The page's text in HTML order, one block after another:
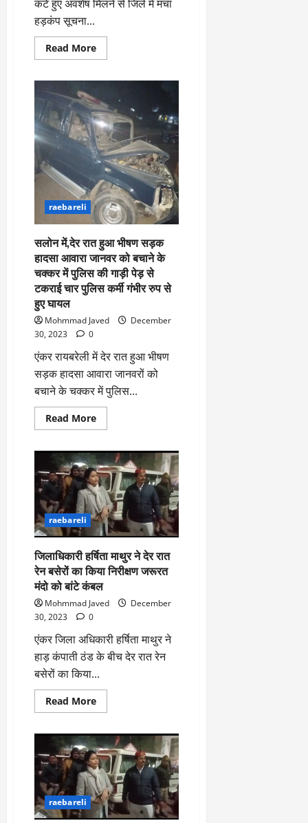
से
कटे हुए अवशेष मिलने से जिले में मचा
हड़कंप सूचना...
Read MoreRead
more
हुए
अवशेष
मिलने
से
जिले
में
मचा
हड़कंप
सूचना
पर
पहुंची
पुलिस
जांच
जुटी
raebareli
सलोन में,देर रात हुआ भीषण सड़क
हादसा आवारा जानवर को बचाने के
चक्कर में पुलिस की गाड़ी पेड़ से
टकराई चार पुलिस कर्मी गंभीर रुप से
हुए घायल
Mohmmad Javed
December
30, 2023
0
एंकर रायबरेली में देर रात हुआ भीषण
सड़क हादसा आवारा जानवरों को
बचाने के चक्कर में पुलिस...
Read MoreRead
more
में,देर
रात
हुआ
भीषण
सड़क
हादसा
आवारा
जानवर
को
के
चक्कर
में
पुलिस
की
गाड़ी
पेड़
चार
पुलिस
कर्मी
रुप
से
हुए
घायल
raebareli
जिलाधिकारी हर्षिता माथुर ने देर रात
रेन बसेरों का किया निरीक्षण जरूरत
मंदो को बांटे कंबल
Mohmmad Javed
December
30, 2023
0
एंकर जिला अधिकारी हर्षिता माथुर ने
हाड़ कंपाती ठंड के बीच देर रात रेन
बसेरों का किया...
Read MoreRead
more
हर्षिता
माथुर
ने
देर
रात
रेन
बसेरों
का
किया
raebareli